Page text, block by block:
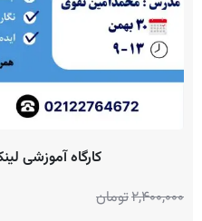
کارگاه آموزشی
تومان2,400,000